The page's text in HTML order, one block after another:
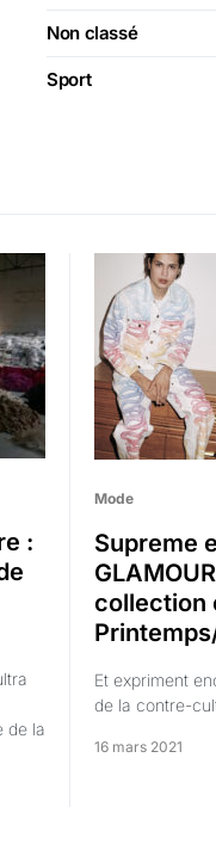
Non classé
Sport
:
de la
Mode
Supreme
collection
Et expriment
de la contre-
16 mars 2021